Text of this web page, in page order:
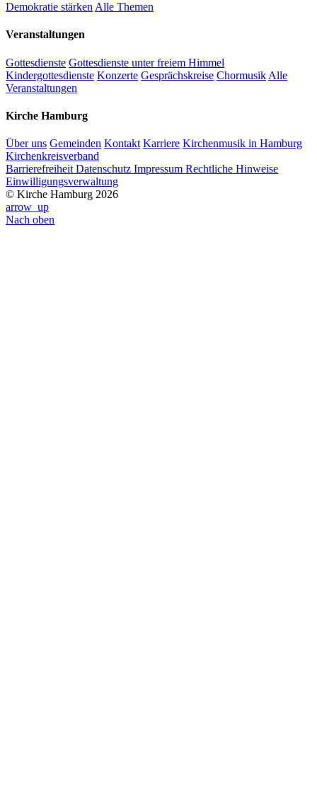
Demokratie stärken Alle Themen
Veranstaltungen
Gottesdienste Gottesdienste unter freiem Himmel
Kindergottesdienste Konzerte Gesprächskreise Chormusik Alle
Veranstaltungen
Kirche Hamburg
Über uns Gemeinden Kontakt Karriere Kirchenmusik in Hamburg
Kirchenkreisverband
Barrierefreiheit Datenschutz Impressum Rechtliche Hinweise
Einwilligungsverwaltung
© Kirche Hamburg 2026
arrow_up
Nach oben